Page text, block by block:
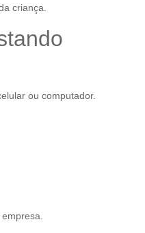
criança.
ou computador.